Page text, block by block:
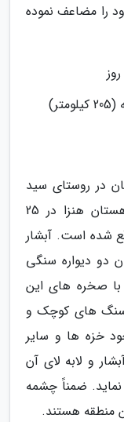
را مضاعف نموده
در روستای سید
مرتضی از توابع بخش ساردوئیه و دهستان هنزا در 25
شده است. آبشار
در میان دو دیواره سنگی
با صخره های این
سنگ های کوچک و
خزه ها و سایر
و لابه لای آن
ضمناً چشمه
منطقه هستند.